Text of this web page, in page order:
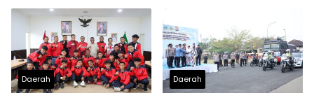
Daerah Daerah